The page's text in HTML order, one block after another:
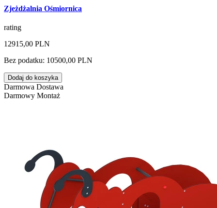
Zjeżdżalnia Ośmiornica
rating
12915,00 PLN
Bez podatku: 10500,00 PLN
Dodaj do koszyka
Darmowa Dostawa
Darmowy Montaż